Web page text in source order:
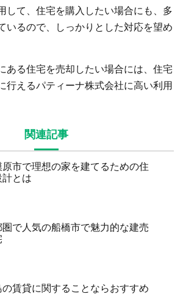
して、住宅を購入したい場合にも、多
いるので、しっかりとした対応を望め
ある住宅を売却したい場合には、住宅
行えるパティーナ株式会社に高い利用
関連記事
原市で理想の家を建てるための住
計とは
圏で人気の船橋市で魅力的な建売
の賃貸に関することならおすすめ